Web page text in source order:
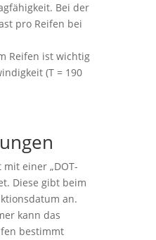
Bei der
pro Reifen bei
Reifen ist wichtig
(T = 190
einer „DOT-
Diese gibt beim
an.
kann das
bestimmt